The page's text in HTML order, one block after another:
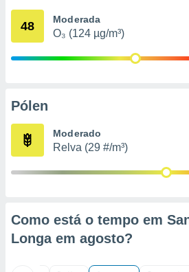
através
estudos
1199
48 Moderada
O₃ (124 µg/m³)
Pólen
Moderado
Relva (29 #/m³)
Como está o tempo em
Longa em agosto?